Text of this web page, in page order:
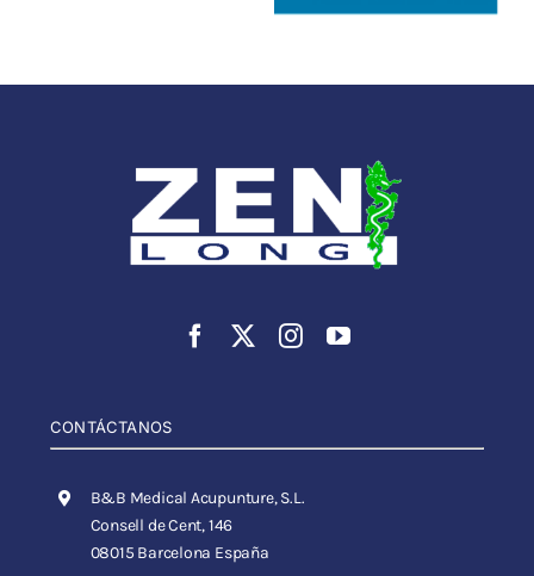
CONTÁCTANOS
B&B Medical Acupunture, S.L.
Consell de Cent, 146
08015 Barcelona España